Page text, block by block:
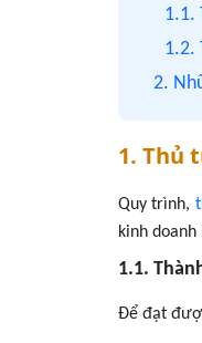
1.1.
1.2.
2.
1. Thủ
Quy trình,
kinh
1.1.
Để đạt